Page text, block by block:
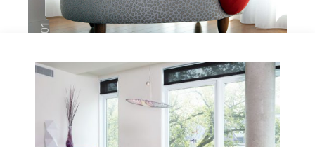
01
Mobilier sur mesure
Mission : Création de mobilier pour la chambre à
coucher et le salon